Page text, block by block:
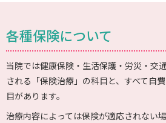
各種保険について
当院では健康保険・生活保護・労災・交
される「保険治療」の科目と、すべて自
目があります。
治療内容によっては保険が適応されない